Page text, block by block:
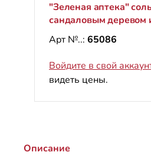
"Зеленая аптека"
сандаловым деревом
банке с крышкой, 1000
Арт №..: 65086
Войдите в свой
видеть цены.
Описание